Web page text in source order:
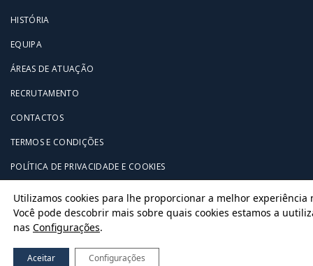
HISTÓRIA
EQUIPA
ÁREAS DE ATUAÇÃO
RECRUTAMENTO
CONTACTOS
TERMOS E CONDIÇÕES
POLÍTICA DE PRIVACIDADE E COOKIES
© Copyright 2026 - JMMARB
Powered by
Utilizamos cookies para lhe proporcionar a melhor experiência
Você pode descobrir mais sobre quais cookies estamos a
nas Configurações.
Aceitar Configurações